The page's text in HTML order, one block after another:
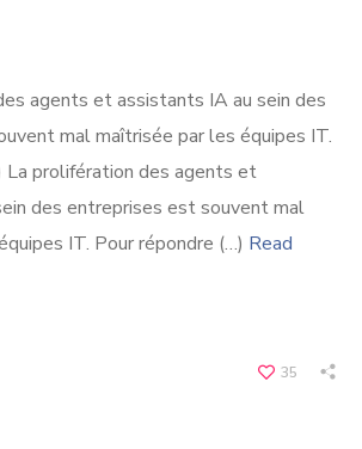
agents et assistants IA au sein des
mal maîtrisée par les équipes IT.
La prolifération des agents et
des entreprises est souvent mal
IT. Pour répondre (…) Read
35